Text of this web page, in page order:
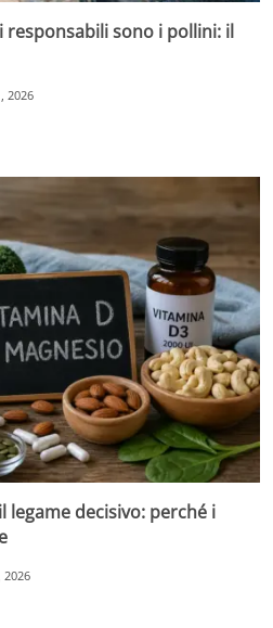
responsabili sono i pollini: il
2026
legame decisivo: perché i